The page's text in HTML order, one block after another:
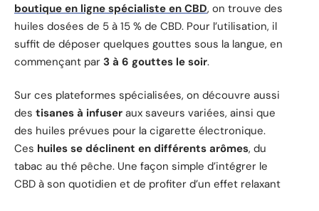
boutique en ligne spécialiste en CBD, on trouve des
huiles dosées de 5 à 15 % de CBD. Pour l’utilisation, il
suffit de déposer quelques gouttes sous la langue, en
commençant par 3 à 6 gouttes le soir.
Sur ces plateformes spécialisées, on découvre aussi
des tisanes à infuser aux saveurs variées, ainsi que
des huiles prévues pour la cigarette électronique.
Ces huiles se déclinent en différents arômes, du
tabac au thé pêche. Une façon simple d’intégrer le
CBD à son quotidien et de profiter d’un effet relaxant